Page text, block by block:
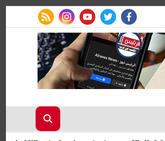
facebook
twitter
youtube
instagram
rss feed